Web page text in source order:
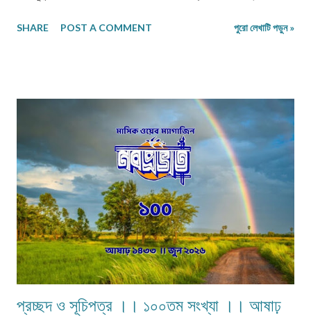
তারও জীবনসঙ্গিনী জুটেনি। মোট সাতজন সদস্য নিয়ে গঠিত সংসার নীলিমাদের পরিবার।
পড়াশুনার প্রতি যথেষ্ট তৎপর ও সহানুভূতিশীল। তাদের পড়াশুনায় কোনো খামতি রাখেননি।
যথা সময়ে তাদেরকে বিদ্যালয়ের মুখ দেখিয়েছে – টিউশনের বন্দোবস্ত করেছে। তাদের জীবন
যাতে সুখকর হয় সেটাই প্রতিদিন ভগবানের কাছে প্রার্থনা করেছে। পাঁচ-পাঁচটি ছেলেমেয়ের
মধ্যে সবাইকে উচ্চশিক্ষিত করে তোলা একপ...
SHARE POST A COMMENT পুরো লেখাটি পড়ুন »
প্রচ্ছদ ও সূচিপত্র ।। ১০০তম সংখ্যা ।। আষাঢ়